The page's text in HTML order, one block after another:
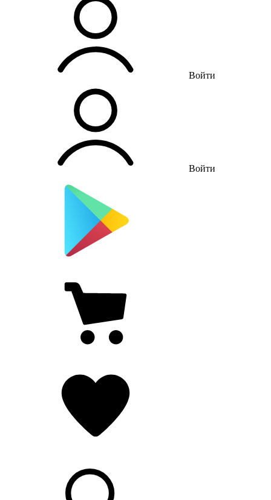
Войти
Войти